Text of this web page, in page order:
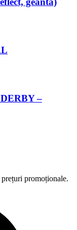
–
promoționale.